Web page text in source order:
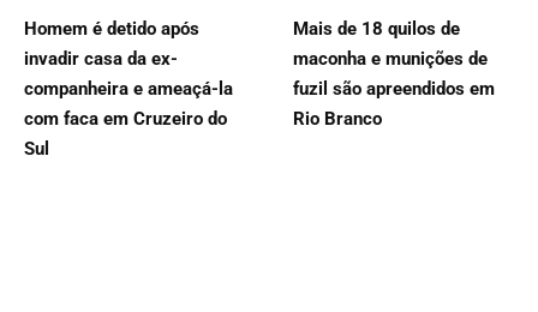
Homem é detido após
invadir casa da ex-
companheira e ameaçá-la
com faca em Cruzeiro do
Sul
Mais de 18 quilos de
maconha e munições de
fuzil são apreendidos em
Rio Branco